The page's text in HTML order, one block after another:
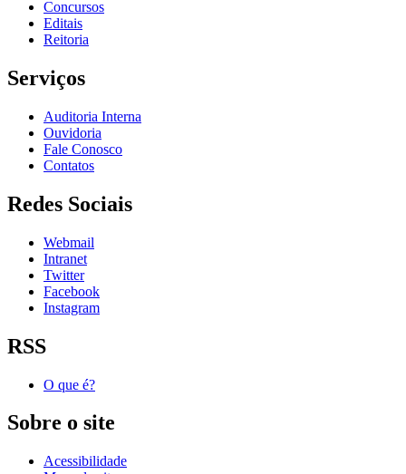
Concursos
Editais
Reitoria
Serviços
Auditoria Interna
Ouvidoria
Fale Conosco
Contatos
Redes Sociais
Webmail
Intranet
Twitter
Facebook
Instagram
RSS
O que é?
Sobre o site
Acessibilidade